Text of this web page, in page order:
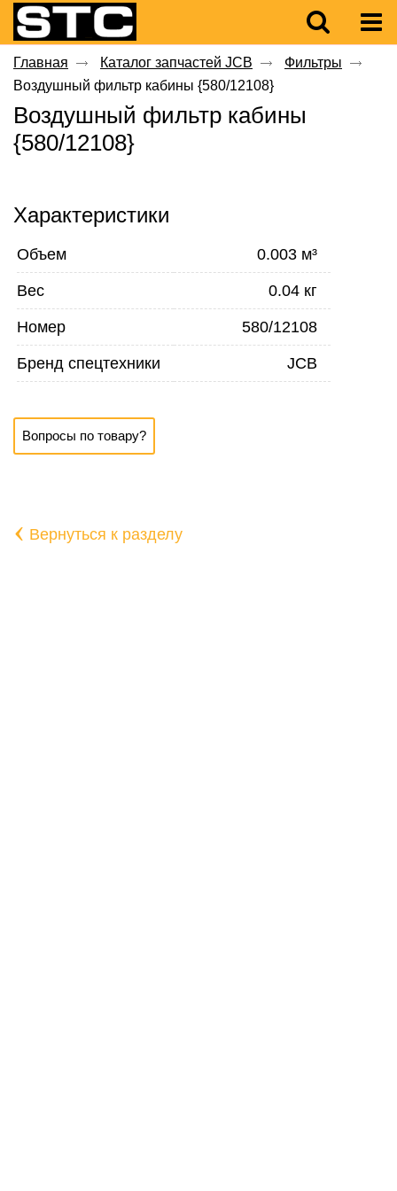
Главная Каталог запчастей JCB
Фильтры
Воздушный фильтр кабины {580/12108}
Воздушный фильтр кабины
{580/12108}
Характеристики
Объем 0.003 м³
Вес 0.04 кг
Номер 580/12108
Бренд спецтехники JCB
Вопросы по товару?
‹ Вернуться к разделу